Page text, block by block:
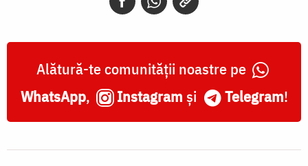
Alătură-te comunității noastre pe
WhatsApp, Instagram și Telegram!